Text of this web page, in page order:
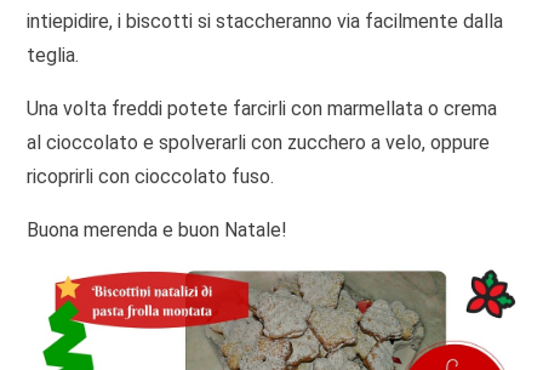
intiepidire, i biscotti si staccheranno via facilmente dalla
teglia.
Una volta freddi potete farcirli con marmellata o crema
al cioccolato e spolverarli con zucchero a velo, oppure
ricoprirli con cioccolato fuso.
Buona merenda e buon Natale!